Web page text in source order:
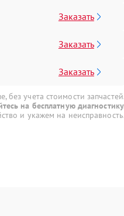
Заказать
Заказать
Заказать
учета стоимости запчастей.
на бесплатную
и укажем на неисправность.